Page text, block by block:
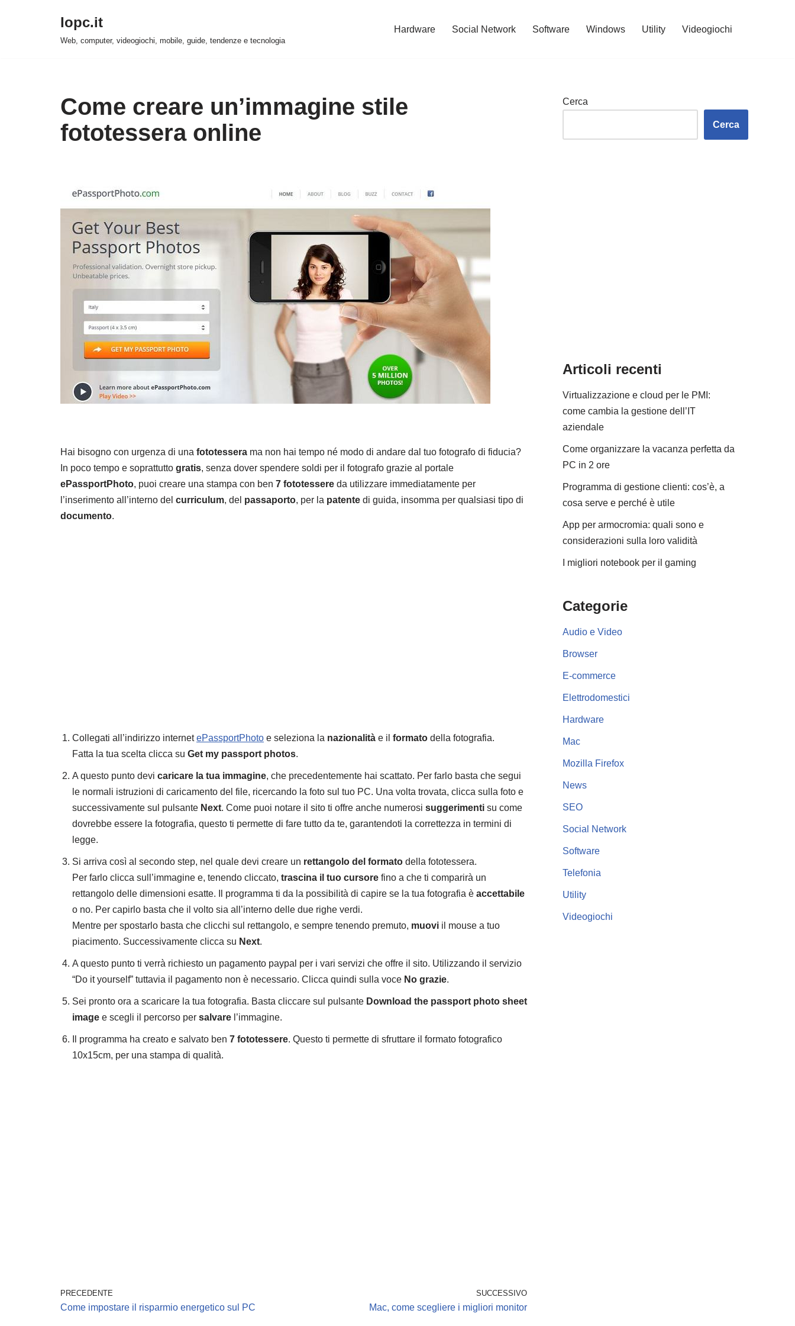
Iopc.it
Web, computer, videogiochi, mobile, guide, tendenze e tecnologia
Hardware Social Network Software Windows Utility Videogiochi
Come creare un’immagine stile
fototessera online
Hai bisogno con urgenza di una fototessera ma non hai tempo né modo di andare dal tuo fotografo di fiducia?
In poco tempo e soprattutto gratis, senza dover spendere soldi per il fotografo grazie al portale
ePassportPhoto, puoi creare una stampa con ben 7 fototessere da utilizzare immediatamente per
l’inserimento all’interno del curriculum, del passaporto, per la patente di guida, insomma per qualsiasi tipo di
documento.
Collegati all’indirizzo internetePassportPhoto e seleziona la nazionalità e il formato della fotografia.
Fatta la tua scelta clicca su Get my passport photos.
A questo punto devi caricare la tua immagine, che precedentemente hai scattato. Per farlo basta che segui
le normali istruzioni di caricamento del file, ricercando la foto sul tuo PC. Una volta trovata, clicca sulla foto e
successivamente sul pulsante Next. Come puoi notare il sito ti offre anche numerosi suggerimenti su come
dovrebbe essere la fotografia, questo ti permette di fare tutto da te, garantendoti la correttezza in termini di
legge.
Si arriva così al secondo step, nel quale devi creare un rettangolo del formato della fototessera.
Per farlo clicca sull’immagine e, tenendo cliccato, trascina il tuo cursore fino a che ti comparirà un
rettangolo delle dimensioni esatte. Il programma ti da la possibilità di capire se la tua fotografia è accettabile
o no. Per capirlo basta che il volto sia all’interno delle due righe verdi.
Mentre per spostarlo basta che clicchi sul rettangolo, e sempre tenendo premuto, muovi il mouse a tuo
piacimento. Successivamente clicca su Next.
A questo punto ti verrà richiesto un pagamento paypal per i vari servizi che offre il sito. Utilizzando il servizio
“Do it yourself” tuttavia il pagamento non è necessario. Clicca quindi sulla voce No grazie.
Sei pronto ora a scaricare la tua fotografia. Basta cliccare sul pulsante Download the passport photo sheet
image e scegli il percorso per salvare l’immagine.
Il programma ha creato e salvato ben 7 fototessere. Questo ti permette di sfruttare il formato fotografico
10x15cm, per una stampa di qualità.
PRECEDENTE
Come impostare il risparmio energetico sul PC
SUCCESSIVO
Mac, come scegliere i migliori monitor
Cerca
Cerca
Articoli recenti
Virtualizzazione e cloud per le PMI:
come cambia la gestione dell’IT
aziendale
Come organizzare la vacanza perfetta da
PC in 2 ore
Programma di gestione clienti: cos’è, a
cosa serve e perché è utile
App per armocromia: quali sono e
considerazioni sulla loro validità
I migliori notebook per il gaming
Categorie
Audio e Video
Browser
E-commerce
Elettrodomestici
Hardware
Mac
Mozilla Firefox
News
SEO
Social Network
Software
Telefonia
Utility
Videogiochi